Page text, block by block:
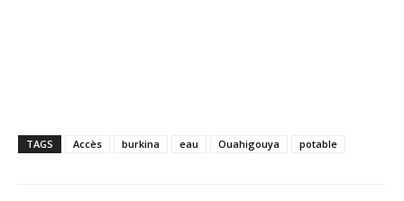
TAGS Accès burkina eau Ouahigouya potable